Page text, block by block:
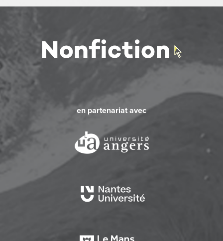
en partenariat avec